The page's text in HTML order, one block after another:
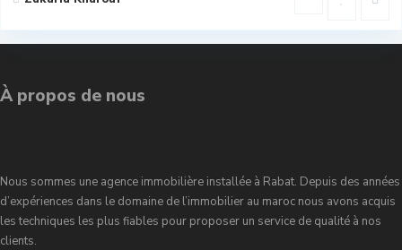
À propos de nous
Nous sommes une agence immobilière installée à Rabat. Depuis des années
d’expériences dans le domaine de l’immobilier au maroc nous avons acquis
les techniques les plus fiables pour proposer un service de qualité à nos
clients.